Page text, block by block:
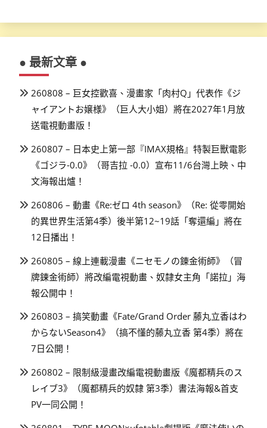
● 最新文章 ●
260808 – 巨女控歡喜、漫畫家「肉村Q」代表作《ジ
ャイアントお嬢様》（巨人大小姐）將在2027年1月放
送電視動畫版！
260807 – 日本史上第一部『IMAX規格』特製巨獸電影
《ゴジラ-0.0》（哥吉拉 -0.0）宣布11/6台灣上映、中
文海報出爐！
260806 – 動畫《Re:ゼロ 4th season》（Re: 從零開始
的異世界生活第4季）後半第12~19話「奪還編」將在
12日播出！
260805 – 線上連載漫畫《ニセモノの錬金術師》（冒
牌鍊金術師）將改編電視動畫、奴隸女主角「諾拉」海
報公開中！
260803 – 搞笑動畫《Fate/Grand Order 藤丸立香はわ
からないSeason4》（搞不懂的藤丸立香 第4季）將在
7日公開！
260802 – 限制級漫畫改編電視動畫版《魔都精兵のス
レイブ3》（魔都精兵的奴隸 第3季）書法海報&首支
PV一同公開！